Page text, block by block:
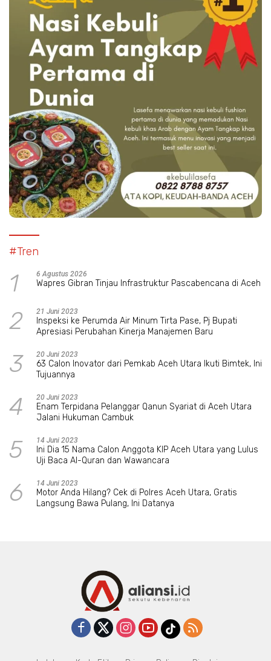
#Tren
1 6 Agustus 2026
Wapres Gibran Tinjau Infrastruktur Pascabencana di Aceh
2 21 Juni 2023
Inspeksi ke Perumda Air Minum Tirta Pase, Pj Bupati
Apresiasi Perubahan Kinerja Manajemen Baru
3 20 Juni 2023
63 Calon Inovator dari Pemkab Aceh Utara Ikuti Bimtek, Ini
Tujuannya
4 20 Juni 2023
Enam Terpidana Pelanggar Qanun Syariat di Aceh Utara
Jalani Hukuman Cambuk
5 14 Juni 2023
Ini Dia 15 Nama Calon Anggota KIP Aceh Utara yang Lulus
Uji Baca Al-Quran dan Wawancara
6 14 Juni 2023
Motor Anda Hilang? Cek di Polres Aceh Utara, Gratis
Langsung Bawa Pulang, Ini Datanya